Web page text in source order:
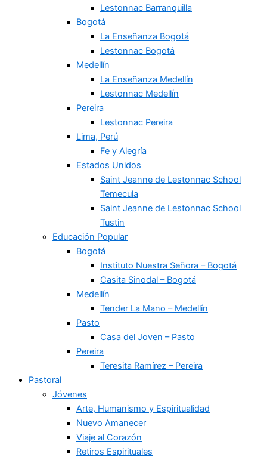
Lestonnac Barranquilla
Bogotá
La Enseñanza Bogotá
Lestonnac Bogotá
Medellín
La Enseñanza Medellín
Lestonnac Medellín
Pereira
Lestonnac Pereira
Lima, Perú
Fe y Alegría
Estados Unidos
Saint Jeanne de Lestonnac School
Temecula
Saint Jeanne de Lestonnac School
Tustin
Educación Popular
Bogotá
Instituto Nuestra Señora – Bogotá
Casita Sinodal – Bogotá
Medellín
Tender La Mano – Medellín
Pasto
Casa del Joven – Pasto
Pereira
Teresita Ramírez – Pereira
Pastoral
Jóvenes
Arte, Humanismo y Espiritualidad
Nuevo Amanecer
Viaje al Corazón
Retiros Espirituales